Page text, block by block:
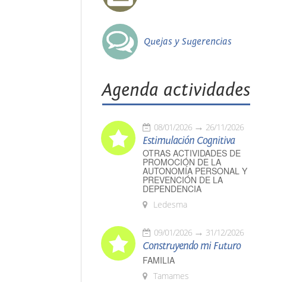
Quejas y Sugerencias
Agenda actividades
08/01/2026 26/11/2026
Estimulación Cognitiva
OTRAS ACTIVIDADES DE
PROMOCIÓN DE LA
AUTONOMÍA PERSONAL Y
PREVENCIÓN DE LA
DEPENDENCIA
Ledesma
09/01/2026 31/12/2026
Construyendo mi Futuro
FAMILIA
Tamames